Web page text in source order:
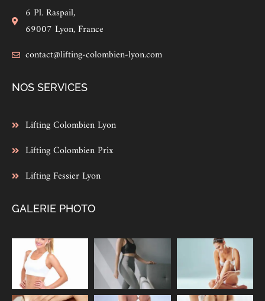
6 Pl. Raspail,
69007 Lyon, France
contact@lifting-colombien-lyon.com
NOS SERVICES
Lifting Colombien Lyon
Lifting Colombien Prix
Lifting Fessier Lyon
GALERIE PHOTO